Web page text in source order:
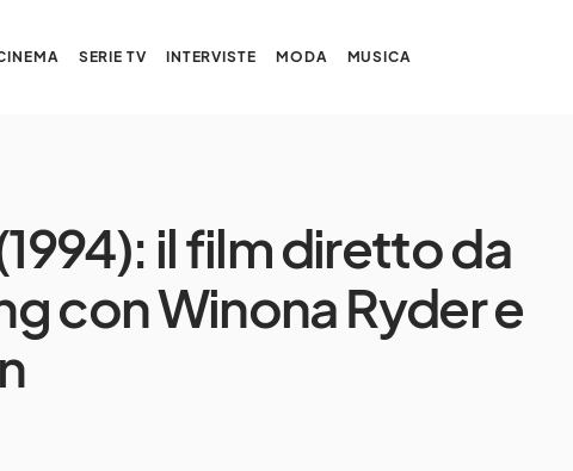
SERIE TV INTERVISTE MODA MUSICA
il film diretto da
con Winona Ryder e